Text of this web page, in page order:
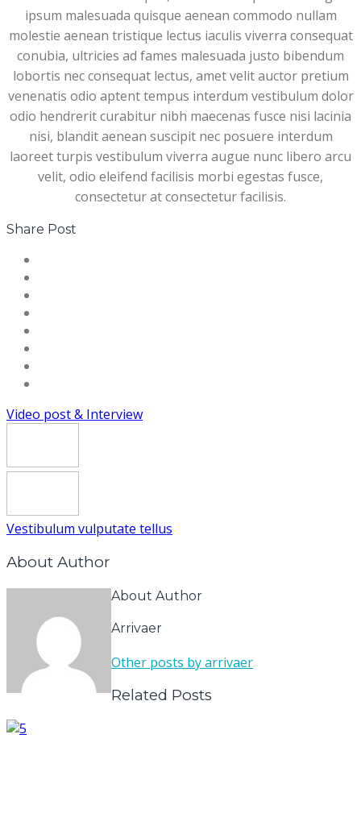
ipsum malesuada quisque aenean commodo nullam
molestie aenean tristique lectus iaculis viverra consequat
conubia, ultricies ad fames malesuada justo bibendum
lobortis nec consequat lectus, amet velit auctor pretium
venenatis odio aptent tempus interdum vestibulum dolor
odio hendrerit curabitur nibh maecenas fusce nisi lacinia
nisi, blandit aenean suscipit nec posuere interdum
laoreet turpis vestibulum viverra augue nunc libero arcu
velit, odio eleifend facilisis morbi egestas fusce,
consectetur at consectetur facilisis.
Share Post
Video post & Interview
Vestibulum vulputate tellus
About Author
About Author
Arrivaer
Other posts by arrivaer
Related Posts